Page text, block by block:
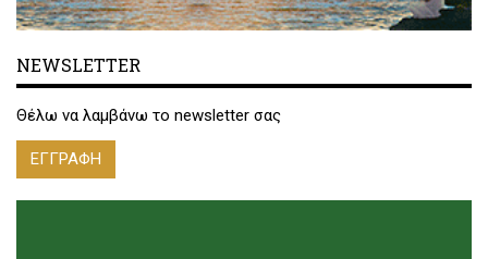
NEWSLETTER
Θέλω να λαμβάνω το newsletter σας
ΕΓΓΡΑΦΗ